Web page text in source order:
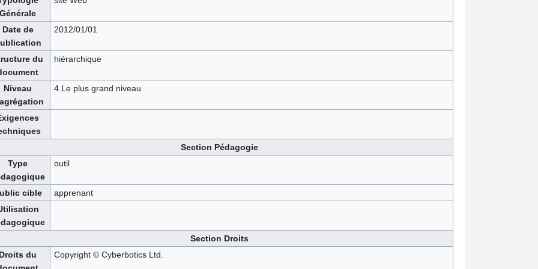
Générale
Date de
2012/01/01
du
hiérarchique
Niveau
4.Le plus grand niveau
Section Pédagogie
Type
outil
cible
apprenant
Section Droits
Droits du
Copyright © Cyberbotics Ltd.